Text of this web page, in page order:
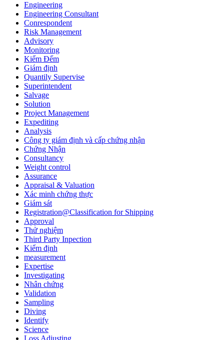
Engineering
Engineering Consultant
Conrespondent
Risk Management
Advisory
Monitoring
Kiểm Đếm
Giám định
Quantily Supervise
Superintendent
Salvage
Solution
Project Management
Expediting
Analysis
Công ty giám định và cấp chứng nhận
Chứng Nhận
Consultancy
Weight control
Assurance
Appraisal & Valuation
Xác minh chứng thực
Giám sát
Registration@Classification for Shipping
Approval
Thử nghiệm
Third Party Inpection
Kiểm định
measurement
Expertise
Investigating
Nhân chứng
Validation
Sampling
Diving
Identify
Science
Loss Adjusting